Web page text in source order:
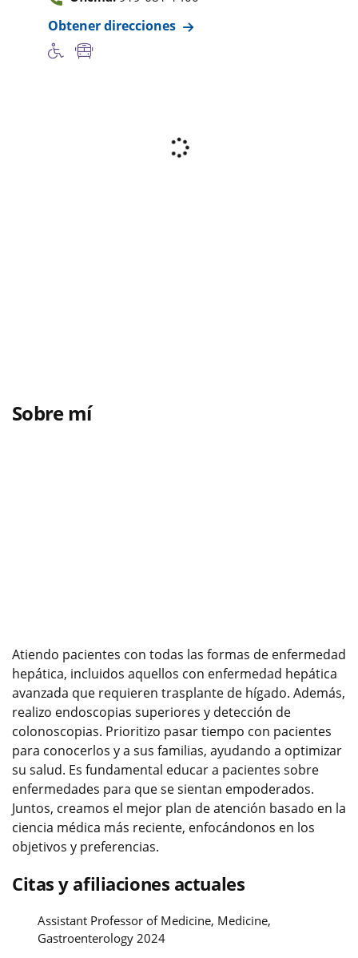
Obtener direcciones
Sobre mí
Atiendo pacientes con todas las formas de enfermedad
hepática, incluidos aquellos con enfermedad hepática
avanzada que requieren trasplante de hígado. Además,
realizo endoscopias superiores y detección de
colonoscopias. Prioritizo pasar tiempo con pacientes
para conocerlos y a sus familias, ayudando a optimizar
su salud. Es fundamental educar a pacientes sobre
enfermedades para que se sientan empoderados.
Juntos, creamos el mejor plan de atención basado en la
ciencia médica más reciente, enfocándonos en los
objetivos y preferencias.
Citas y afiliaciones actuales
Assistant Professor of Medicine, Medicine,
Gastroenterology 2024